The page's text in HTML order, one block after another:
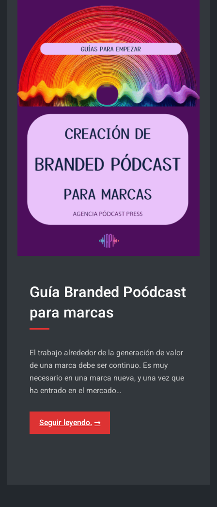
marca
Guía Branded Poódcast
para marcas
El trabajo alrededor de la generación de valor
de una marca debe ser continuo. Es muy
necesario en una marca nueva, y una vez que
ha entrado en el mercado…
Seguir leyendo.Productora
de